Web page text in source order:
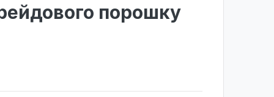
порошку